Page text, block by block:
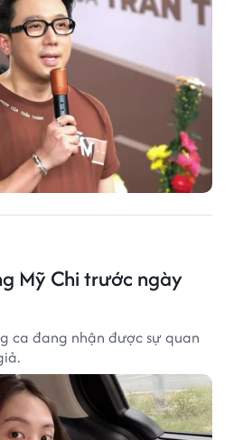
Mỹ Chi trước ngày
ca đang nhận được sự quan